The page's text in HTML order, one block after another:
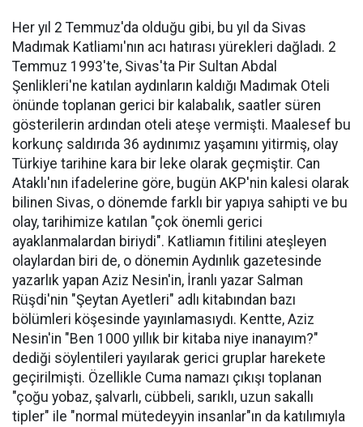
Her yıl 2 Temmuz'da olduğu gibi, bu yıl da Sivas
Madımak Katliamı'nın acı hatırası yürekleri dağladı. 2
Temmuz 1993'te, Sivas'ta Pir Sultan Abdal
Şenlikleri'ne katılan aydınların kaldığı Madımak Oteli
önünde toplanan gerici bir kalabalık, saatler süren
gösterilerin ardından oteli ateşe vermişti. Maalesef bu
korkunç saldırıda 36 aydınımız yaşamını yitirmiş, olay
Türkiye tarihine kara bir leke olarak geçmiştir. Can
Ataklı'nın ifadelerine göre, bugün AKP'nin kalesi olarak
bilinen Sivas, o dönemde farklı bir yapıya sahipti ve bu
olay, tarihimize katılan "çok önemli gerici
ayaklanmalardan biriydi". Katliamın fitilini ateşleyen
olaylardan biri de, o dönemin Aydınlık gazetesinde
yazarlık yapan Aziz Nesin'in, İranlı yazar Salman
Rüşdi'nin "Şeytan Ayetleri" adlı kitabından bazı
bölümleri köşesinde yayınlamasıydı. Kentte, Aziz
Nesin'in "Ben 1000 yıllık bir kitaba niye inanayım?"
dediği söylentileri yayılarak gerici gruplar harekete
geçirilmişti. Özellikle Cuma namazı çıkışı toplanan
"çoğu yobaz, şalvarlı, cübbeli, sarıklı, uzun sakallı
tipler" ile "normal mütedeyyin insanlar"ın da katılımıyla